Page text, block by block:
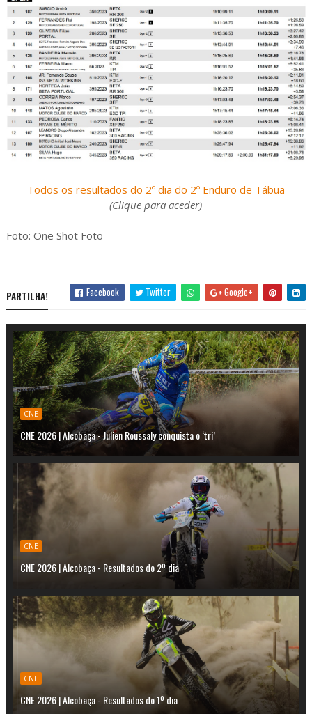
Todos os resultados do 2º dia do 2º Enduro de Tábua
(Clique para aceder)
Foto: One Shot Foto
PARTILHA! Facebook Twitter Google+
CNE
CNE 2026 | Alcobaça - Julien Roussaly conquista o ‘tri’
CNE
CNE 2026 | Alcobaça - Resultados do 2º dia
CNE
CNE 2026 | Alcobaça - Resultados do 1º dia